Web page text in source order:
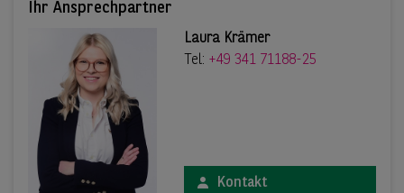
Ihr Ansprechpartner
Laura Krämer
Tel: +49 341 71188-25
Kontakt